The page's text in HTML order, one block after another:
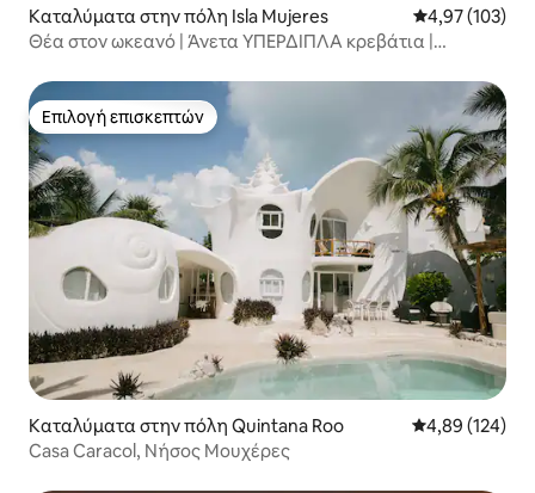
Καταλύματα στην πόλη Isla Mujeres Μέση
4,97 (103)
Θέα στον ωκεανό | Άνετα ΥΠΕΡΔΙΠΛΑ κρεβάτια |
Επιλογή επισκεπτών
Επιλογή επισκεπτών
Καταλύματα στην πόλη Quintana Roo Μέση
4,89 (124)
Casa Caracol, Νήσος Μουχέρες